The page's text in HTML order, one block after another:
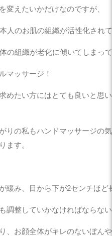
変えたいかだけなのですが、
人のお肌の組織が活性化され
の組織が老化に傾いてしまっ
マッサージ！
めたい方にはとても良いと思
りの私もハンドマッサージの
ます。
緩み、目から下が2センチほ
調整していかなければならな
、お顔全体がキレのないぼん